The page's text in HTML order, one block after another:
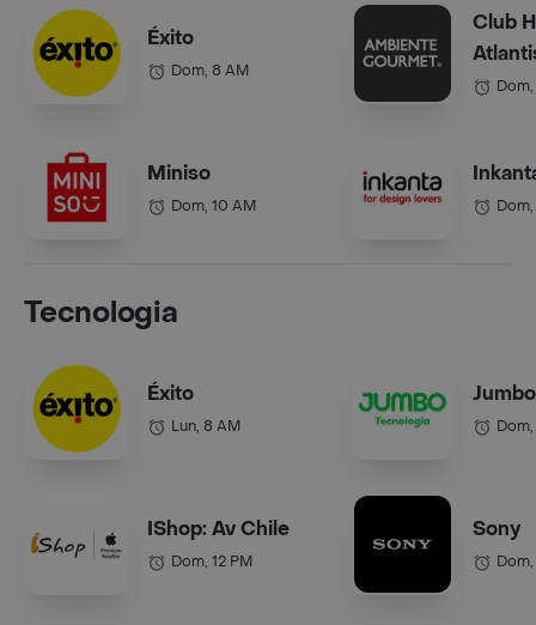
Éxito
Dom, 8 AM
Miniso
Dom, 10 AM
Club
Dom,
Dom,
Tecnologia
Éxito
Lun, 8 AM
IShop: Av Chile
Dom, 12 PM
Jumbo
Sony
Dom,